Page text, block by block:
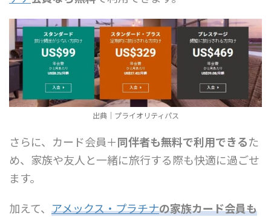
出典｜プライオリティパス
さらに、カード会員＋同伴者も無料で利用できるた
め、家族や友人と一緒に旅行する際も快適に過ごせ
ます。
加えて、 アメックス・プラチナの家族カード会員も